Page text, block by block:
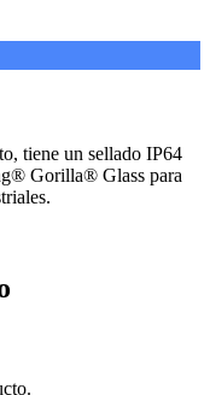
tiene un sellado IP64
Gorilla® Glass para